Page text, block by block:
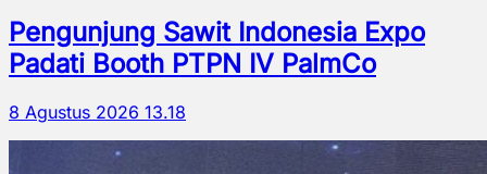
Pengunjung Sawit Indonesia Expo
Padati Booth PTPN IV PalmCo
8 Agustus 2026 13.18